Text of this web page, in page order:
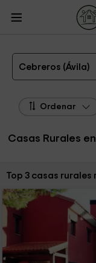
Casas
Rurales Ávila
Casas
Las 3 mejores casas rurales
Cebreros (Ávila)
Ordenar
Casas Rurales
Ordenar por:
Top 3 casas rurales